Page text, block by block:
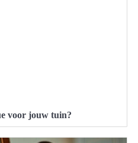
voor jouw tuin?